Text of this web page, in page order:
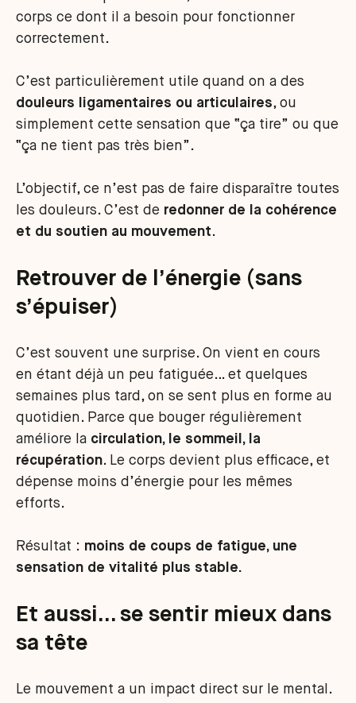
corps ce dont il a besoin pour fonctionner
correctement.
C’est particulièrement utile quand on a des
douleurs ligamentaires ou articulaires, ou
simplement cette sensation que “ça tire” ou que
“ça ne tient pas très bien”.
L’objectif, ce n’est pas de faire disparaître toutes
les douleurs. C’est de redonner de la cohérence
et du soutien au mouvement.
Retrouver de l’énergie (sans
s’épuiser)
C’est souvent une surprise. On vient en cours
en étant déjà un peu fatiguée… et quelques
semaines plus tard, on se sent plus en forme au
quotidien. Parce que bouger régulièrement
améliore la circulation, le sommeil, la
récupération. Le corps devient plus efficace, et
dépense moins d’énergie pour les mêmes
efforts.
Résultat : moins de coups de fatigue, une
sensation de vitalité plus stable.
Et aussi… se sentir mieux dans
sa tête
Le mouvement a un impact direct sur le mental.